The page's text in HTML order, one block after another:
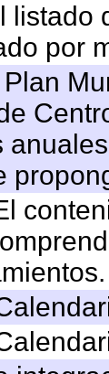
listado
por
Plan